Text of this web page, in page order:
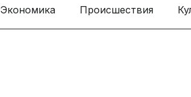
Экономика Происшествия